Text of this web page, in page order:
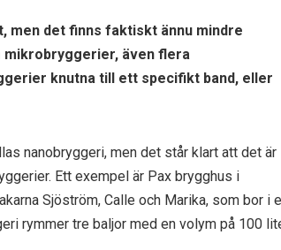
det finns faktiskt ännu mindre
även flera
knutna till ett specifikt band, eller
nanobryggeri, men det står klart att det är
Ett exempel är Pax brygghus i
Sjöström, Calle och Marika, som bor
rymmer tre baljor med en volym på 100